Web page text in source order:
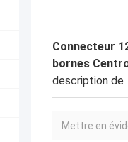
Connecteur
bornes
description de
Mettre en